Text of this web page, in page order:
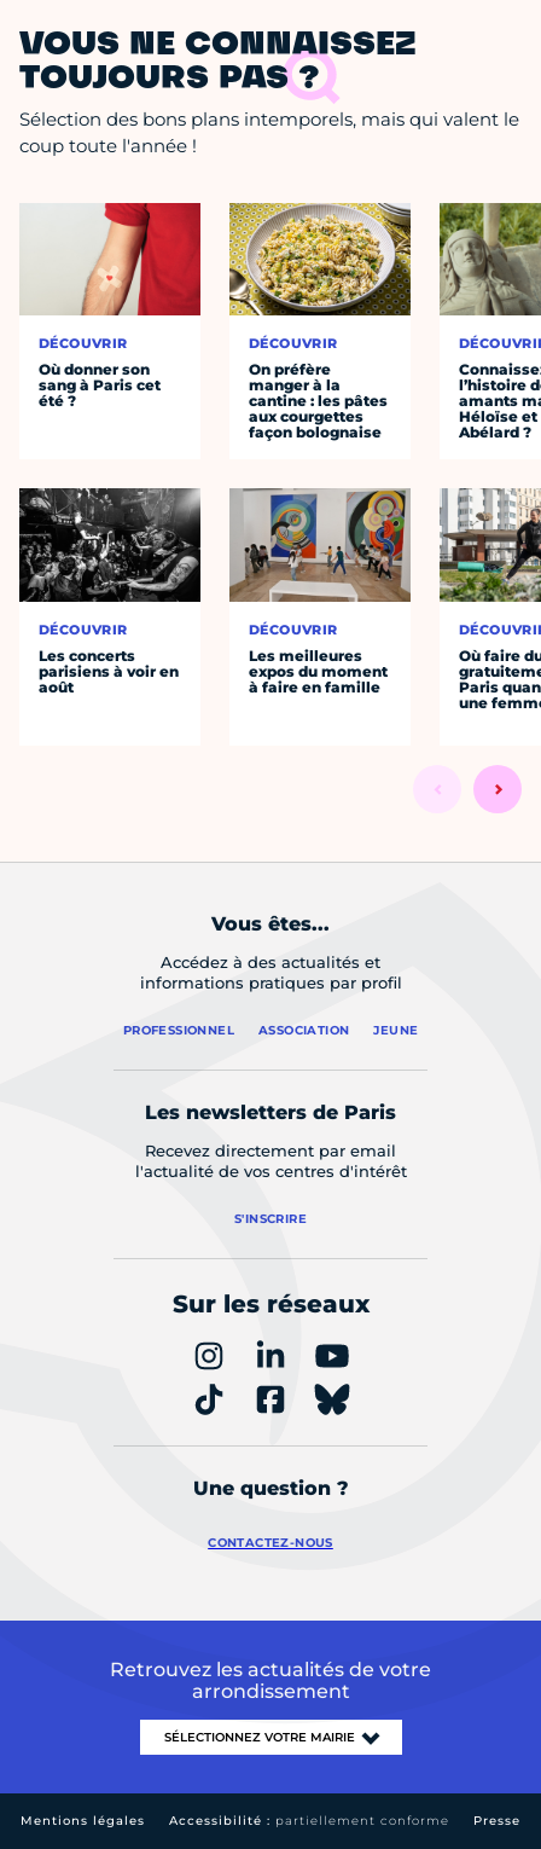
VOUS NE CONNAISSEZ
TOUJOURS PAS ?
Sélection des bons plans intemporels, mais qui valent le
coup toute l'année !
DÉCOUVRIR
Où donner son
sang à Paris cet
été ?
DÉCOUVRIR
Les concerts
parisiens à voir en
août
DÉCOUVRIR
On préfère
manger à la
cantine : les pâtes
aux courgettes
façon bolognaise
DÉCOUVRIR
Les meilleures
expos du moment
à faire en famille
l’histoire
amants
Héloïse et
Abélard ?
Où faire
Paris
une
Vous êtes...
Accédez à des actualités et
informations pratiques par profil
PROFESSIONNEL ASSOCIATION JEUNE
Les newsletters de Paris
Recevez directement par email
l'actualité de vos centres d'intérêt
S'INSCRIRE
Sur les réseaux
Une question ?
CONTACTEZ-NOUS
Retrouvez les actualités de votre
arrondissement
Mentions légales Accessibilité : partiellement conforme Presse